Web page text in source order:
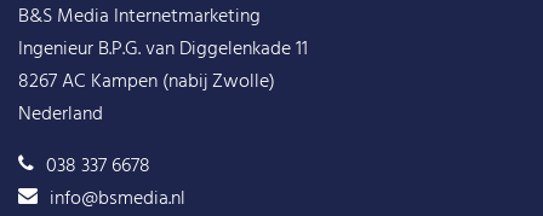
B&S Media Internetmarketing
Ingenieur B.P.G. van Diggelenkade 11
8267 AC Kampen (nabij Zwolle)
Nederland
038 337 6678
info@bsmedia.nl